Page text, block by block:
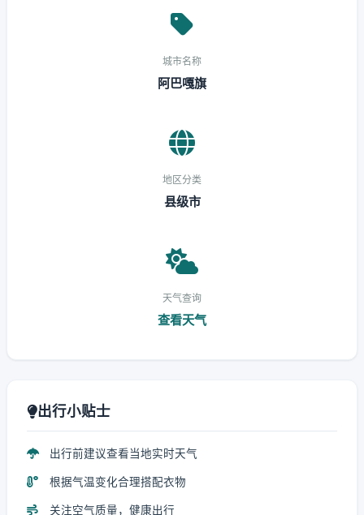
城市名称
阿巴嘎旗
地区分类
县级市
天气查询
查看天气
出行小贴士
出行前建议查看当地实时天气
根据气温变化合理搭配衣物
关注空气质量，健康出行